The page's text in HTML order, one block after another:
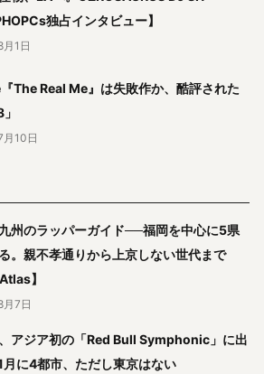
独占インタビュー】
1日
The Real Me』は失敗作か、酷評された
10日
州のラッパーガイド──福岡を中心に5県
。親不孝通りから上京しない世代まで
】
7日
アジア初の「Red Bull Symphonic」に出
に4都市、ただし東京はない